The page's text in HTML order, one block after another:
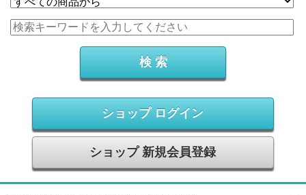
ショップ ログイン
ショップ 新規会員登録